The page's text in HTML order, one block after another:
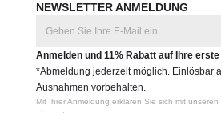
NEWSLETTER ANMELDUNG
Anmelden und 11% Rabatt auf Ihre
*Abmeldung jederzeit möglich. Einlösbar
Ausnahmen vorbehalten.
Mit Ihrer Anmeldung erklären Sie sich mit